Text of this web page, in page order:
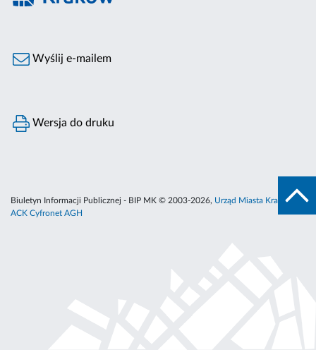
Wyślij e-mailem
Wersja do druku
Biuletyn Informacji Publicznej - BIP MK © 2003-2026, Urząd Miasta Krakowa
ACK Cyfronet AGH